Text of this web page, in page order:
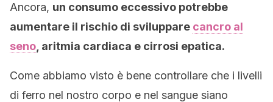
Ancora, un consumo eccessivo potrebbe
aumentare il rischio di sviluppare cancro al
seno , aritmia cardiaca e cirrosi epatica.
Come abbiamo visto è bene controllare che i livelli
di ferro nel nostro corpo e nel sangue siano